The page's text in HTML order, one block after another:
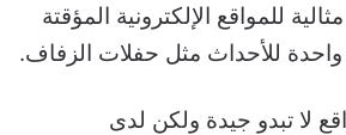
للمواقع الإلكترونية المؤقتة
للأحداث مثل حفلات الزفاف.
لا تبدو جيدة ولكن لدى